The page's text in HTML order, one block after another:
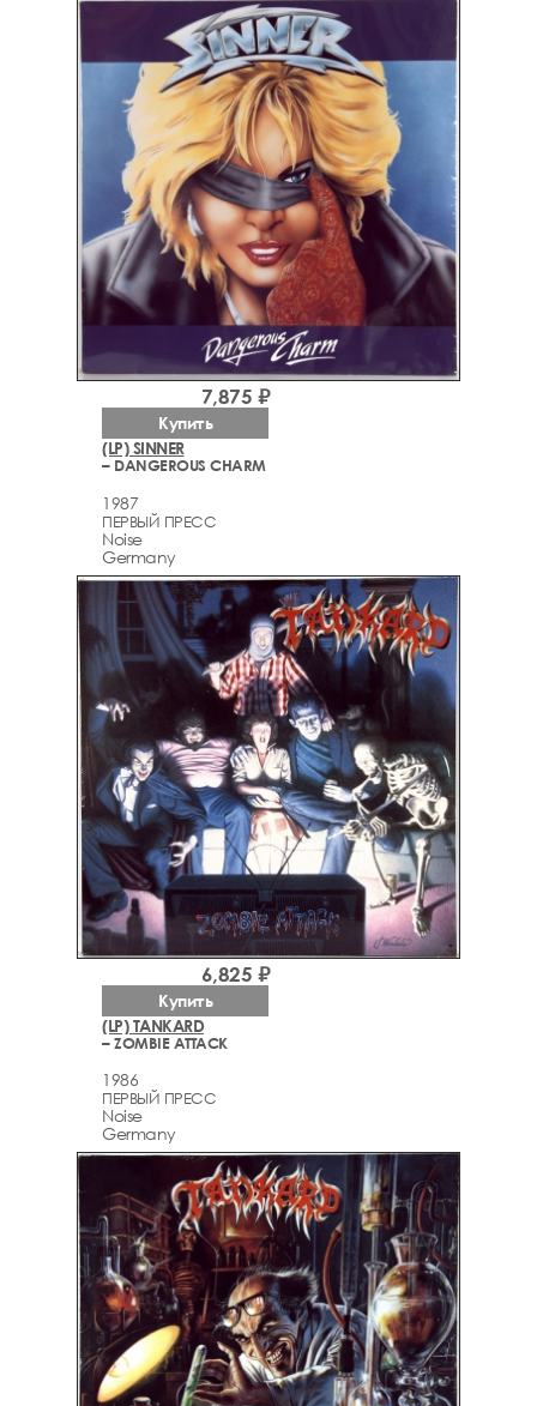
(LP) SINNER
– DANGEROUS CHARM
1987
ПЕРВЫЙ ПРЕСС
Noise
Germany
7,875 ₽
Купить
(LP) TANKARD
– ZOMBIE ATTACK
1986
ПЕРВЫЙ ПРЕСС
Noise
Germany
6,825 ₽
Купить